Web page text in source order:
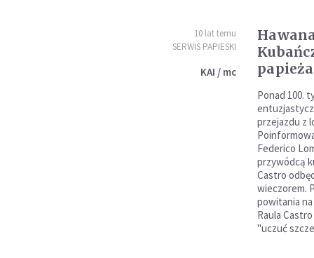
10 lat temu
SERWIS PAPIESKI
KAI / mc
papieża
Ponad 100.
przejazdu z
Federico
przywódcą
Castro
wieczorem.
powitania
Raula
"uczuć